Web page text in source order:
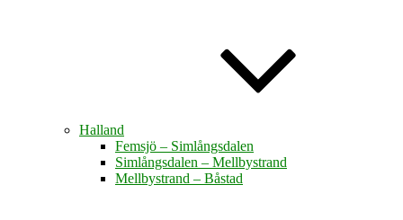
Halland
Femsjö – Simlångsdalen
Simlångsdalen – Mellbystrand
Mellbystrand – Båstad